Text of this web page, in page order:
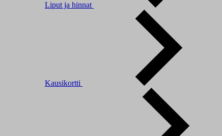
Liput ja hinnat
Kausikortti